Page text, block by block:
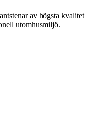
av högsta kvalitet
utomhusmiljö.